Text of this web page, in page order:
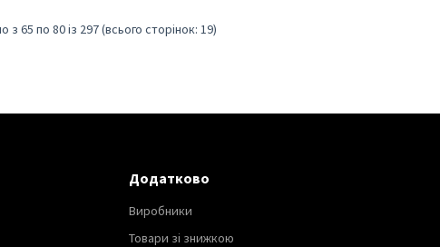
з 65 по 80 із 297 (всього сторінок: 19)
Додатково
Виробники
Товари зі знижкою